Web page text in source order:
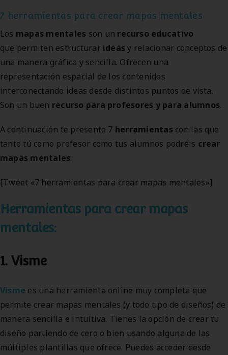
7 herramientas para crear mapas mentales
Los mapas mentales son un recurso educativo
que permiten estructurar ideas y relacionar conceptos de
una manera gráfica y sencilla. Ofrecen una
representación espacial de los contenidos
interconectando ideas desde distintos puntos de vista.
Son un buen recurso para profesores y para alumnos.
A continuación te presento 7 herramientas con las que
tanto tú como profesor como tus alumnos podréis crear
mapas mentales:
[Tweet «7 herramientas para crear mapas mentales»]
Herramientas para crear mapas
mentales:
1. Visme
Visme es una herramienta online muy completa que
permite crear mapas mentales (y todo tipo de diseños) de
manera sencilla e intuitiva. Tienes la opción de crear tu
diseño partiendo de cero o bien usando alguna de las
múltiples plantillas que ofrece. Puedes acceder desde